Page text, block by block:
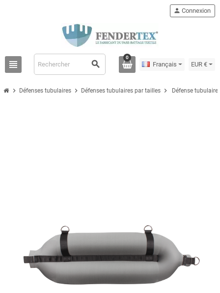
view_headline search
person Connexion
0
Français EUR €
chevron_right Défenses tubulaires chevron_right Défenses tubulaires par tailles chevron_right Défense